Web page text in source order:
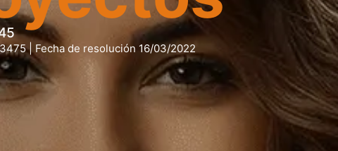
| Fecha de resolución 16/03/2022